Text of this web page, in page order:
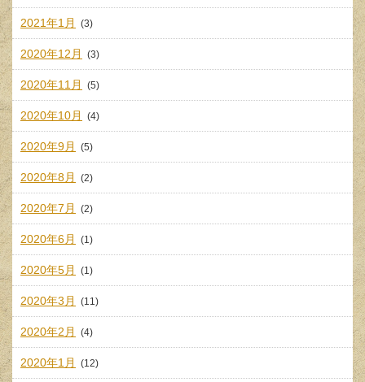
2021年1月 (3)
2020年12月 (3)
2020年11月 (5)
2020年10月 (4)
2020年9月 (5)
2020年8月 (2)
2020年7月 (2)
2020年6月 (1)
2020年5月 (1)
2020年3月 (11)
2020年2月 (4)
2020年1月 (12)